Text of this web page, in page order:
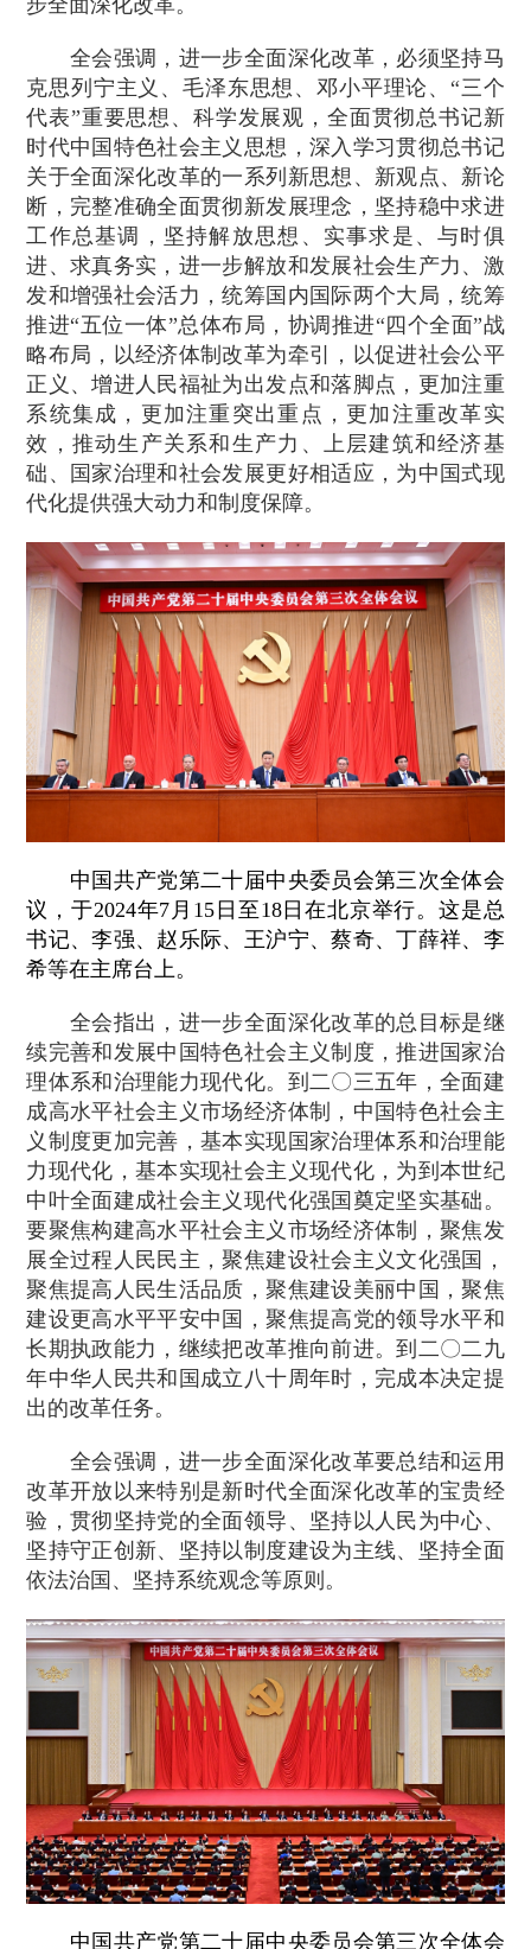
步全面深化改革。
全会强调，进一步全面深化改革，必须坚持马
克思列宁主义、毛泽东思想、邓小平理论、“三个
代表”重要思想、科学发展观，全面贯彻总书记新
时代中国特色社会主义思想，深入学习贯彻总书记
关于全面深化改革的一系列新思想、新观点、新论
断，完整准确全面贯彻新发展理念，坚持稳中求进
工作总基调，坚持解放思想、实事求是、与时俱
进、求真务实，进一步解放和发展社会生产力、激
发和增强社会活力，统筹国内国际两个大局，统筹
推进“五位一体”总体布局，协调推进“四个全面”战
略布局，以经济体制改革为牵引，以促进社会公平
正义、增进人民福祉为出发点和落脚点，更加注重
系统集成，更加注重突出重点，更加注重改革实
效，推动生产关系和生产力、上层建筑和经济基
础、国家治理和社会发展更好相适应，为中国式现
代化提供强大动力和制度保障。
中国共产党第二十届中央委员会第三次全体会
议，于2024年7月15日至18日在北京举行。这是总
书记、李强、赵乐际、王沪宁、蔡奇、丁薛祥、李
希等在主席台上。
全会指出，进一步全面深化改革的总目标是继
续完善和发展中国特色社会主义制度，推进国家治
理体系和治理能力现代化。到二〇三五年，全面建
成高水平社会主义市场经济体制，中国特色社会主
义制度更加完善，基本实现国家治理体系和治理能
力现代化，基本实现社会主义现代化，为到本世纪
中叶全面建成社会主义现代化强国奠定坚实基础。
要聚焦构建高水平社会主义市场经济体制，聚焦发
展全过程人民民主，聚焦建设社会主义文化强国，
聚焦提高人民生活品质，聚焦建设美丽中国，聚焦
建设更高水平平安中国，聚焦提高党的领导水平和
长期执政能力，继续把改革推向前进。到二〇二九
年中华人民共和国成立八十周年时，完成本决定提
出的改革任务。
全会强调，进一步全面深化改革要总结和运用
改革开放以来特别是新时代全面深化改革的宝贵经
验，贯彻坚持党的全面领导、坚持以人民为中心、
坚持守正创新、坚持以制度建设为主线、坚持全面
依法治国、坚持系统观念等原则。
中国共产党第二十届中央委员会第三次全体会